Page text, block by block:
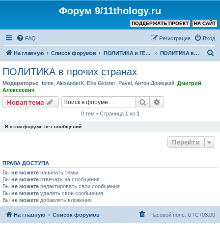
Форум 9/11thology.ru
НА САЙТ
ПОДДЕРЖАТЬ ПРОЕКТ
FAQ Вход
Регистрация
На главную Список форумов ПОЛИТИКА и ГЕОПОЛИТИКА ПОЛИТИКА в прочих странах
ПОЛИТИКА в прочих странах
Модераторы: Itsme AlexanderK Ellis Gloster Pavel Антон Донецкий Дмитрий
Алексеевич
Новая тема Поиск
0 тем • Страница 1 из 1
В этом форуме нет сообщений.
Перейти
ПРАВА ДОСТУПА
Вы не можете начинать темы
Вы не можете отвечать на сообщения
Вы не можете редактировать свои сообщения
Вы не можете удалять свои сообщения
Вы не можете добавлять вложения
На главную Список форумов Часовой пояс: UTC+03:00